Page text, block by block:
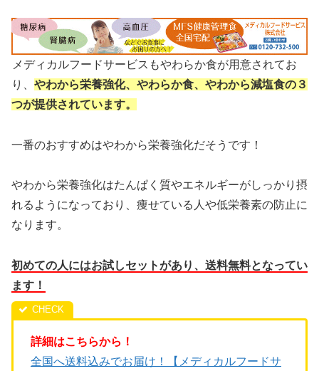
メディカルフードサービスもやわらか食が用意されてお
り、 やわから栄養強化、やわらか食、やわから減塩食の３
つが提供されています。
一番のおすすめはやわから栄養強化だそうです！
やわから栄養強化はたんぱく質やエネルギーがしっかり摂
れるようになっており、痩せている人や低栄養素の防止に
なります。
初めての人にはお試しセットがあり、送料無料となってい
ます！
詳細はこちらから！
全国へ送料込みでお届け！【メディカルフードサ